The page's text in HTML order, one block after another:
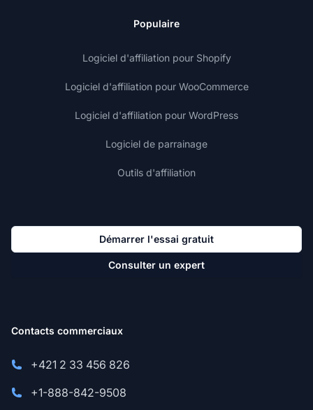
Populaire
Logiciel d'affiliation pour Shopify
Logiciel d'affiliation pour WooCommerce
Logiciel d'affiliation pour WordPress
Logiciel de parrainage
Outils d'affiliation
Démarrer l'essai gratuit
Consulter un expert
Contacts commerciaux
+421 2 33 456 826
+1-888-842-9508